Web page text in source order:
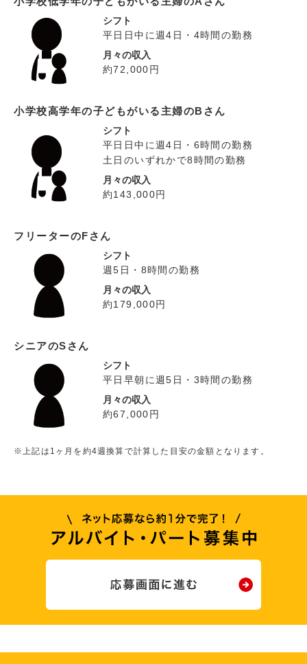
シフト
平日日中に週4日・4時間の勤務
月々の収入
約72,000円
小学校高学年の子どもがいる主婦のBさん
シフト
平日日中に週4日・6時間の勤務
土日のいずれかで8時間の勤務
月々の収入
約143,000円
フリーターのFさん
シフト
週5日・8時間の勤務
月々の収入
約179,000円
シニアのSさん
シフト
平日早朝に週5日・3時間の勤務
月々の収入
約67,000円
※上記は1ヶ月を約4週換算で計算した目安の金額となります。